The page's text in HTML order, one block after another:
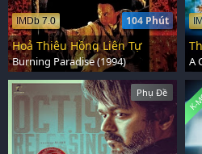
104 Phút
IMDb 7.0
Hoả Thiêu Hồng Liên Tự
Burning Paradise (1994) A
Phụ Đề K-